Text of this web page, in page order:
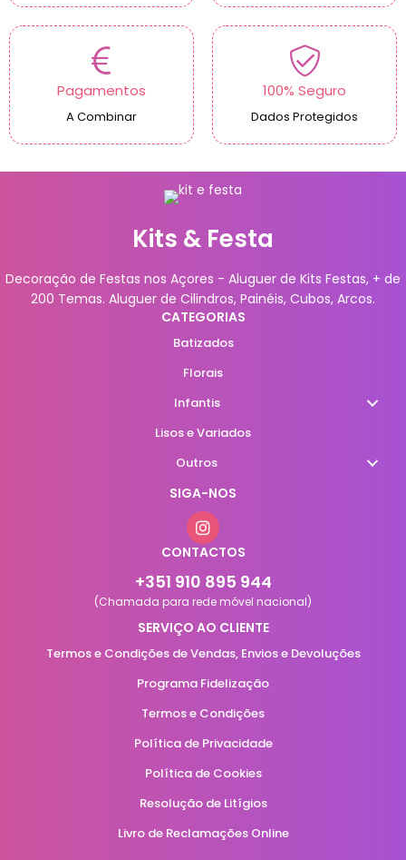
Pagamentos
A Combinar
100% Seguro
Dados Protegidos
Kits & Festa
Decoração de Festas nos Açores - Aluguer de Kits Festas, + de
200 Temas. Aluguer de Cilindros, Painéis, Cubos, Arcos.
CATEGORIAS
Batizados
Florais
Infantis
Lisos e Variados
Outros
SIGA-NOS
CONTACTOS
+351 910 895 944
(Chamada para rede móvel nacional)
SERVIÇO AO CLIENTE
Termos e Condições de Vendas, Envios e Devoluções
Programa Fidelização
Termos e Condições
Política de Privacidade
Política de Cookies
Resolução de Litígios
Livro de Reclamações Online